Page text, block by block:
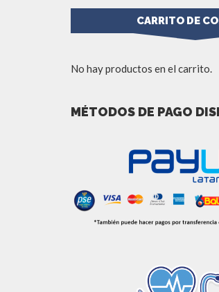
CARRITO DE
No hay productos en el carrito.
MÉTODOS DE PAGO